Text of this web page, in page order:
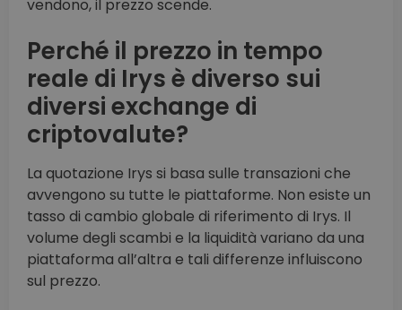
vendono, il prezzo scende.
Perché il prezzo in tempo
reale di Irys è diverso sui
diversi exchange di
criptovalute?
La quotazione Irys si basa sulle transazioni che
avvengono su tutte le piattaforme. Non esiste un
tasso di cambio globale di riferimento di Irys. Il
volume degli scambi e la liquidità variano da una
piattaforma all’altra e tali differenze influiscono
sul prezzo.